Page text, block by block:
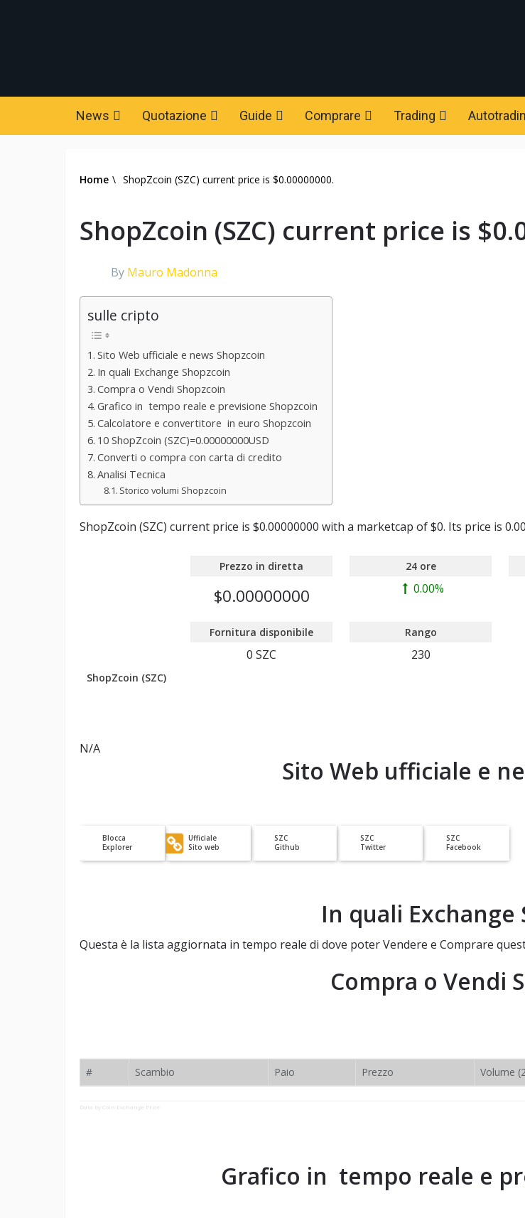
News Quotazione Guide Comprare Trading
Home \ ShopZcoin (SZC) current price is $0.00000000.
ShopZcoin (SZC) current price is
By Mauro Madonna
sulle cripto
Sito Web ufficiale e news Shopzcoin
In quali Exchange Shopzcoin
Compra o Vendi Shopzcoin
Grafico in tempo reale e previsione Shopzcoin
Calcolatore e convertitore in euro Shopzcoin
10 ShopZcoin (SZC)=0.00000000USD
Converti o compra con carta di credito
Analisi Tecnica
Storico volumi Shopzcoin
ShopZcoin (SZC) current price is $0.00000000 with a marketcap of $0. Its price is
ShopZcoin (SZC)
Prezzo in diretta
$0.00000000
24 ore
0.00%
Fornitura disponibile
0 SZC
Rango
230
N/A
Sito Web ufficiale e
Blocca
Explorer
Ufficiale
Sito web
SZC
Github
SZC
Twitter
SZC
Facebook
In quali Exchange
Questa è la lista aggiornata in tempo reale di dove poter Vendere e Comprare
Compra o Vendi
# Scambio Paio Prezzo Volume
Data by Coin Exchange Price
Grafico in tempo reale e